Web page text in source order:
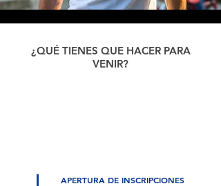
¿QUÉ TIENES QUE HACER PARA
VENIR?
APERTURA DE INSCRIPCIONES